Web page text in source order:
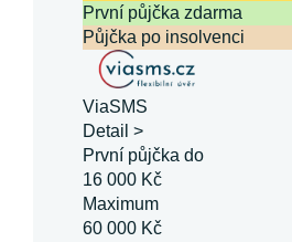
První půjčka zdarma
Půjčka po insolvenci
ViaSMS
Detail >
První půjčka do
16 000 Kč
Maximum
60 000 Kč